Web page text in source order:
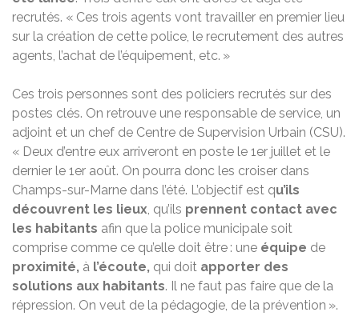
recrutés. « Ces trois agents vont travailler en premier lieu
sur la création de cette police, le recrutement des autres
agents, l’achat de l’équipement, etc. »
Ces trois personnes sont des policiers recrutés sur des
postes clés. On retrouve une responsable de service, un
adjoint et un chef de Centre de Supervision Urbain (CSU).
« Deux d’entre eux arriveront en poste le 1er juillet et le
dernier le 1er août. On pourra donc les croiser dans
Champs-sur-Marne dans l’été. L’objectif est qu’ils
découvrent les lieux, qu’ils prennent contact avec
les habitants afin que la police municipale soit
comprise comme ce qu’elle doit être : une équipe de
proximité, à l’écoute, qui doit apporter des
solutions aux habitants. Il ne faut pas faire que de la
répression. On veut de la pédagogie, de la prévention ».